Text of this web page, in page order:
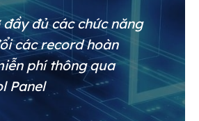
đủ các chức năng
các record hoàn
phí thông qua
Panel